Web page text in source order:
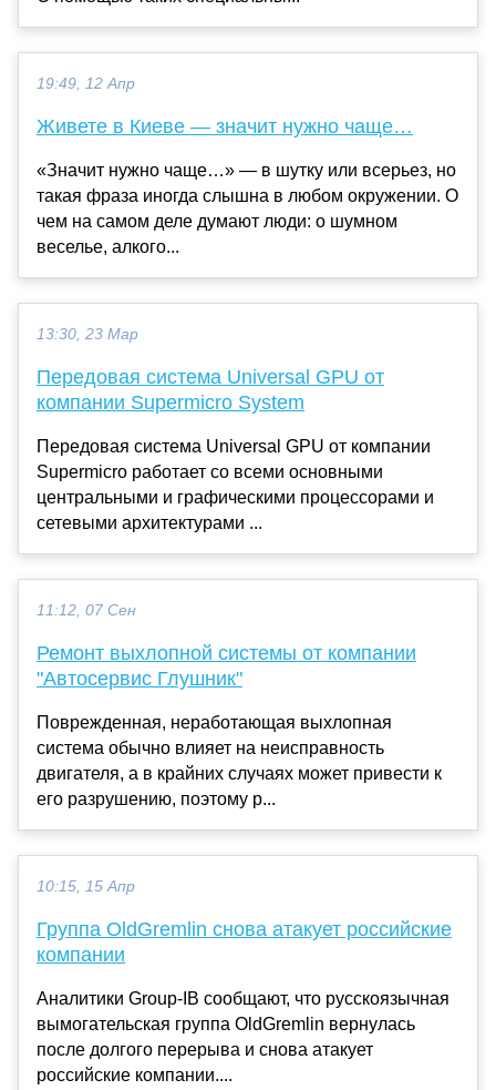
19:49, 12 Апр
Живете в Киеве — значит нужно чаще…
«Значит нужно чаще…» — в шутку или всерьез, но
такая фраза иногда слышна в любом окружении. О
чем на самом деле думают люди: о шумном
веселье, алкого...
13:30, 23 Мар
Передовая система Universal GPU от
компании Supermicro System
Передовая система Universal GPU от компании
Supermicro работает со всеми основными
центральными и графическими процессорами и
сетевыми архитектурами ...
11:12, 07 Сен
Ремонт выхлопной системы от компании
"Автосервис Глушник"
Поврежденная, неработающая выхлопная
система обычно влияет на неисправность
двигателя, а в крайних случаях может привести к
его разрушению, поэтому р...
10:15, 15 Апр
Группа OldGremlin снова атакует российские
компании
Аналитики Group-IB сообщают, что русскоязычная
вымогательская группа OldGremlin вернулась
после долгого перерыва и снова атакует
российские компании....